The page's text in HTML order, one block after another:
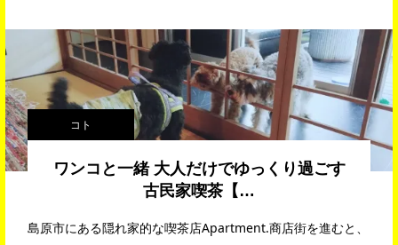
コト
ワンコと一緒 大人だけでゆっくり過ごす
古民家喫茶【…
島原市にある隠れ家的な喫茶店Apartment.商店街を進むと、